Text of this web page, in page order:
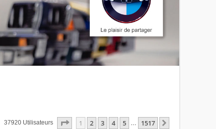
37920 Utilisateurs Page Sur1517
1 2 3 4 5 … 1517